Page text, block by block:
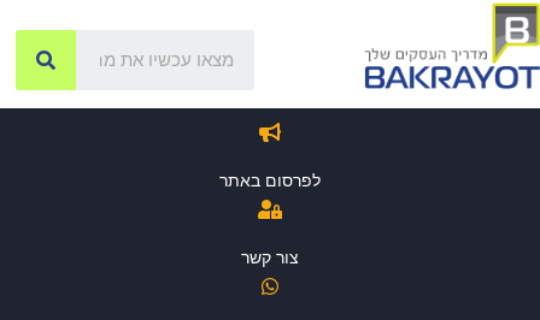
לפרסום באתר
צור קשר